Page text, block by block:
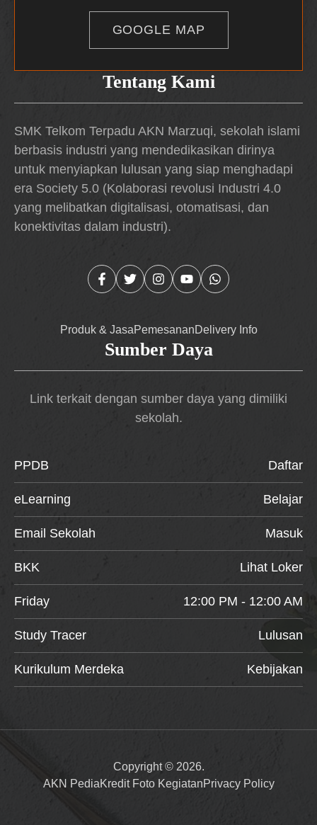
Tentang Kami
SMK Telkom Terpadu AKN Marzuqi, sekolah islami
berbasis industri yang mendedikasikan dirinya
untuk menyiapkan lulusan yang siap menghadapi
era Society 5.0 (Kolaborasi revolusi Industri 4.0
yang melibatkan digitalisasi, otomatisasi, dan
konektivitas dalam industri).
Produk & JasaPemesananDelivery Info
GOOGLE MAP
Sumber Daya
Link terkait dengan sumber daya yang dimiliki
sekolah.
PPDB Daftar
eLearning Belajar
Email Sekolah Masuk
BKK Lihat Loker
Friday 12:00 PM - 12:00 AM
Study Tracer Lulusan
Kurikulum Merdeka Kebijakan
Copyright © 2026.
AKN PediaKredit Foto KegiatanPrivacy Policy